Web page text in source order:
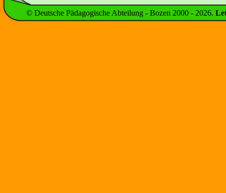
© Deutsche Pädagogische Abteilung - Bozen 2000 - 2026.